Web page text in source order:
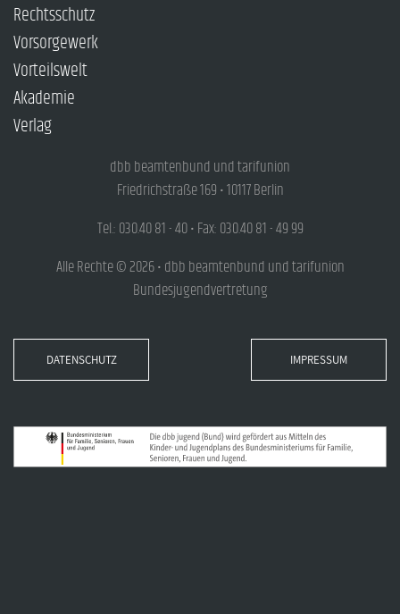
Rechtsschutz
Vorsorgewerk
Vorteilswelt
Akademie
Verlag
dbb beamtenbund und tarifunion
Friedrichstraße 169 • 10117 Berlin
Tel.: 030.40 81 - 40 • Fax: 030.40 81 - 49 99
Alle Rechte © 2026 • dbb beamtenbund und tarifunion
Bundesjugendvertretung
DATENSCHUTZ IMPRESSUM